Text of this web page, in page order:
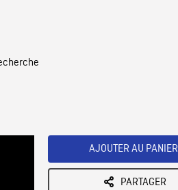
AJOUTER AU PANIER
PARTAGER